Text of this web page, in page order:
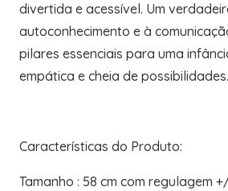
divertida e acessível. Um
autoconhecimento e à
pilares essenciais para uma
empática e cheia de possibilidades.
Características do Produto:
Tamanho : 58 cm com regulagem